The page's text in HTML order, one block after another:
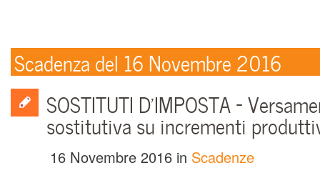
Scadenza del 16 Novembre 2016
SOSTITUTI D’IMPOSTA –
sostitutiva su incrementi
16 Novembre 2016 in Scadenze